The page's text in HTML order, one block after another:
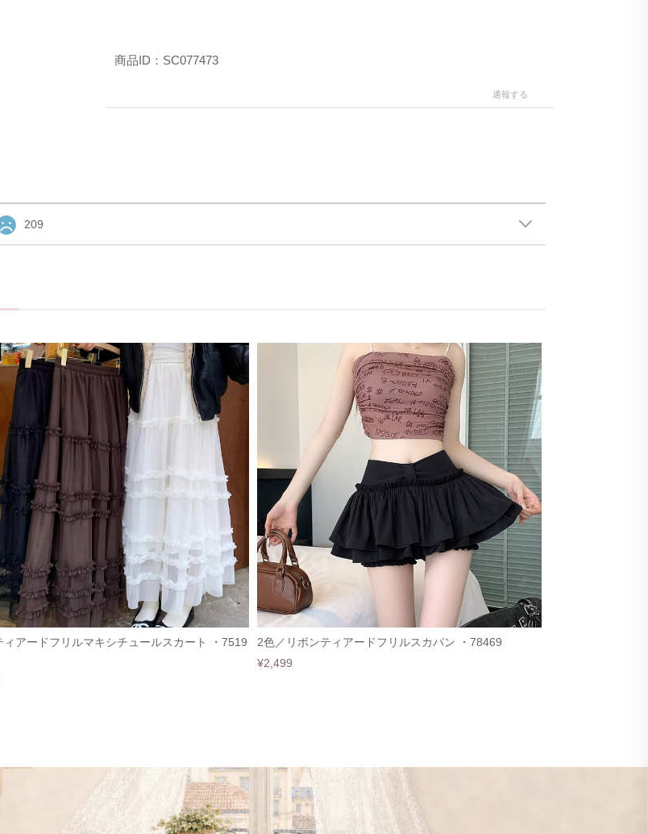
商品ID：SC077473
通報する
209
ィアードフリルマキシチュールスカート ・7519
2色／リボンティアードフリルスカパン ・78469
¥2,499